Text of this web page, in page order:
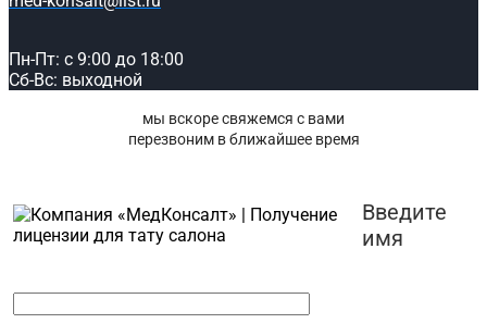
Пн-Пт: с 9:00 до 18:00
Сб-Вс: выходной
мы вскоре свяжемся с вами
перезвоним в ближайшее время
Введите
имя